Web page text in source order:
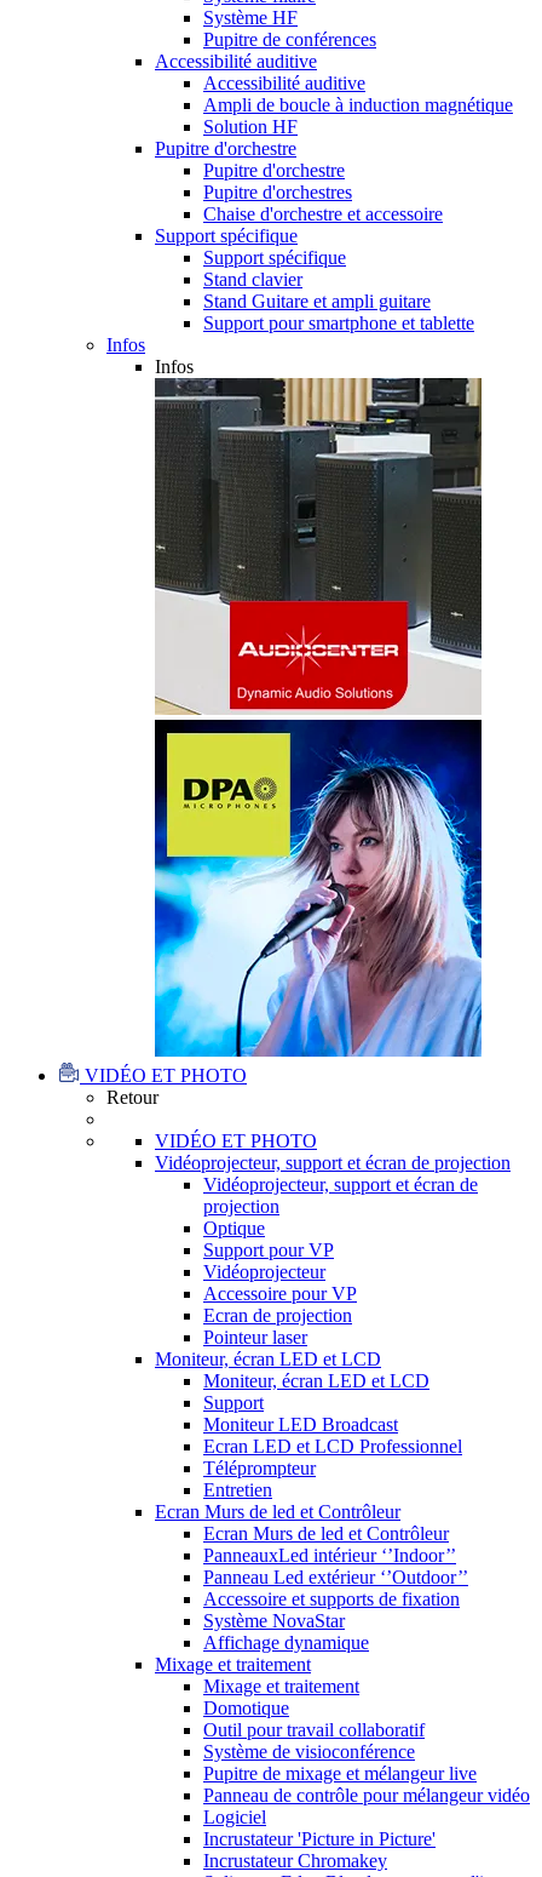
Système HF
Pupitre de conférences
Accessibilité auditive
Accessibilité auditive
Ampli de boucle à induction magnétique
Solution HF
Pupitre d'orchestre
Pupitre d'orchestre
Pupitre d'orchestres
Chaise d'orchestre et accessoire
Support spécifique
Support spécifique
Stand clavier
Stand Guitare et ampli guitare
Support pour smartphone et tablette
Infos
Infos
VIDÉO ET PHOTO
Retour
VIDÉO ET PHOTO
Vidéoprojecteur, support et écran de projection
Vidéoprojecteur, support et écran de
projection
Optique
Support pour VP
Vidéoprojecteur
Accessoire pour VP
Ecran de projection
Pointeur laser
Moniteur, écran LED et LCD
Moniteur, écran LED et LCD
Support
Moniteur LED Broadcast
Ecran LED et LCD Professionnel
Téléprompteur
Entretien
Ecran Murs de led et Contrôleur
Ecran Murs de led et Contrôleur
PanneauxLed intérieur ‘’Indoor’’
Panneau Led extérieur ‘’Outdoor’’
Accessoire et supports de fixation
Système NovaStar
Affichage dynamique
Mixage et traitement
Mixage et traitement
Domotique
Outil pour travail collaboratif
Système de visioconférence
Pupitre de mixage et mélangeur live
Panneau de contrôle pour mélangeur vidéo
Logiciel
Incrustateur 'Picture in Picture'
Incrustateur Chromakey